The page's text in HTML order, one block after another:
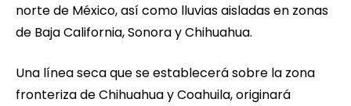
norte de México, así como lluvias aisladas en zonas
de Baja California, Sonora y Chihuahua.
Una línea seca que se establecerá sobre la zona
fronteriza de Chihuahua y Coahuila, originará